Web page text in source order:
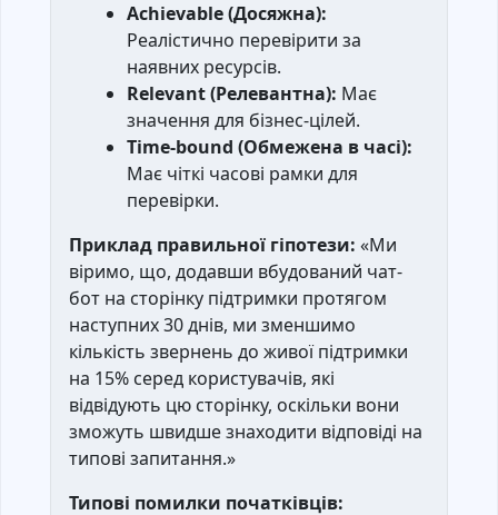
Achievable (Досяжна):
Реалістично перевірити за
наявних ресурсів.
Relevant (Релевантна): Має
значення для бізнес-цілей.
Time-bound (Обмежена в часі):
Має чіткі часові рамки для
перевірки.
Приклад правильної гіпотези: «Ми
віримо, що, додавши вбудований чат-
бот на сторінку підтримки протягом
наступних 30 днів, ми зменшимо
кількість звернень до живої підтримки
на 15% серед користувачів, які
відвідують цю сторінку, оскільки вони
зможуть швидше знаходити відповіді на
типові запитання.»
Типові помилки початківців: